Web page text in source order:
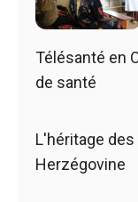
Télésanté en
de santé
L'héritage
Herzégovine